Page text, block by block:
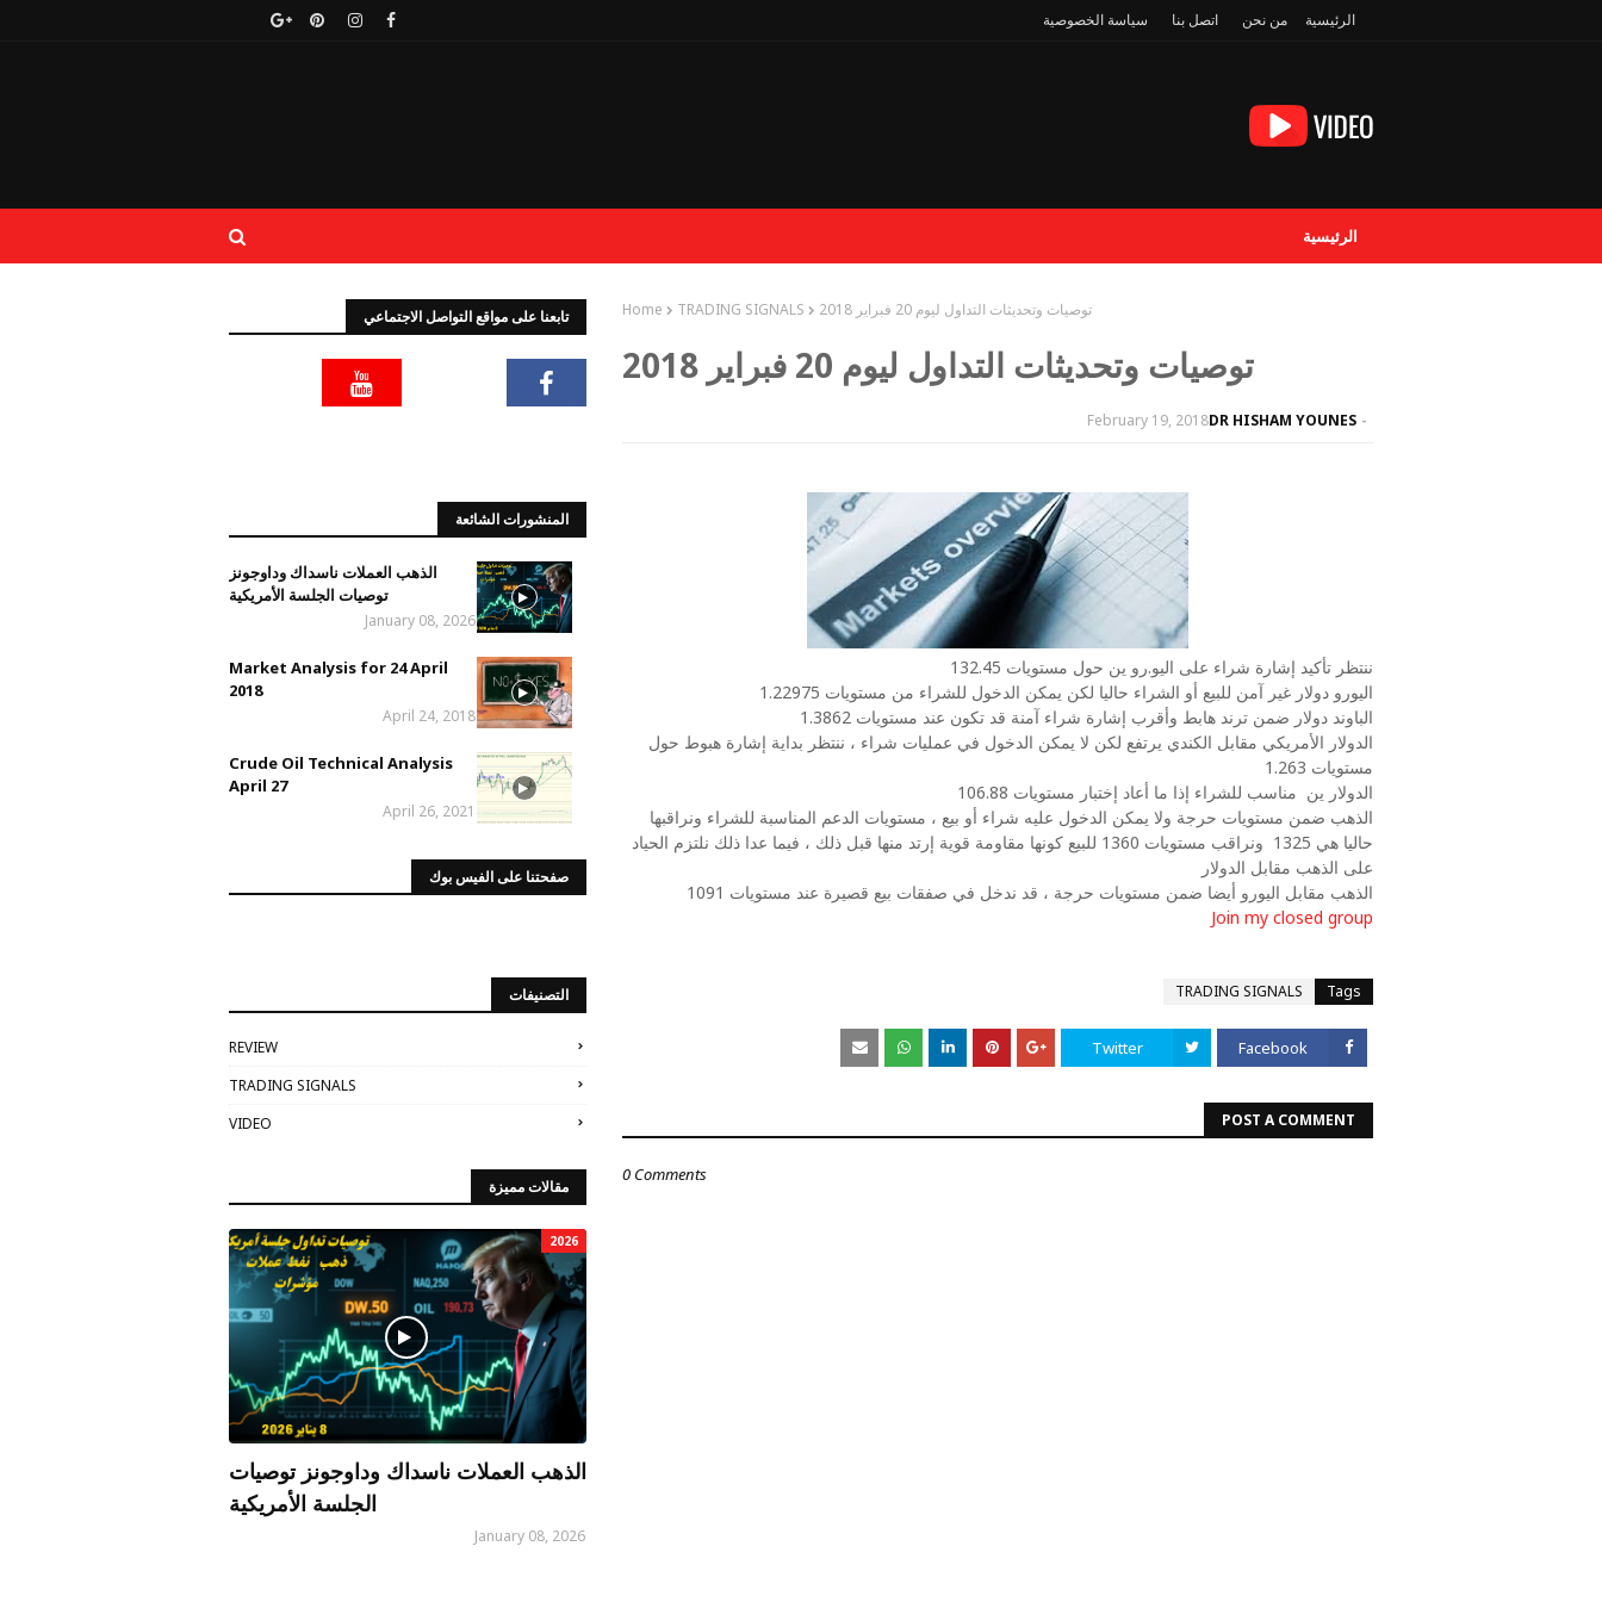
الرئيسية من نحن اتصل بنا سياسة الخصوصية
الرئيسية
Home TRADING SIGNALS توصيات وتحديثات التداول ليوم 20 فبراير 2018
توصيات وتحديثات التداول ليوم 20 فبراير 2018
DR HISHAM YOUNES
February 19, 2018
ننتظر تأكيد إشارة شراء على اليو.رو ين حول مستويات 132.45
اليورو دولار غير آمن للبيع أو الشراء حاليا لكن يمكن الدخول للشراء من مستويات 1.22975
الباوند دولار ضمن ترند هابط وأقرب إشارة شراء آمنة قد تكون عند مستويات 1.3862
الدولار الأمريكي مقابل الكندي يرتفع لكن لا يمكن الدخول في عمليات شراء ، ننتظر بداية إشارة هبوط حول
مستويات 1.263
الدولار ين مناسب للشراء إذا ما أعاد إختبار مستويات 106.88
الذهب ضمن مستويات حرجة ولا يمكن الدخول عليه شراء أو بيع ، مستويات الدعم المناسبة للشراء ونراقبها
حاليا هي 1325
ونراقب مستويات 1360 للبيع كونها مقاومة قوية إرتد منها قبل ذلك ، فيما عدا ذلك نلتزم الحياد
على الذهب مقابل الدولار
الذهب مقابل اليورو أيضا ضمن مستويات حرجة ، قد ندخل في صفقات بيع قصيرة عند مستويات 1091
Join my closed group
Tags
TRADING SIGNALS
Facebook
Twitter
POST A COMMENT
0 Comments
تابعنا على مواقع التواصل الاجتماعي
المنشورات الشائعة
الذهب العملات ناسداك وداوجونز
توصيات الجلسة الأمريكية
January 08, 2026
Market Analysis for 24 April
2018
April 24, 2018
Crude Oil Technical Analysis
April 27
April 26, 2021
صفحتنا على الفيس بوك
التصنيفات
REVIEW
TRADING SIGNALS
VIDEO
مقالات مميزة
2026
الذهب العملات ناسداك وداوجونز توصيات
الجلسة الأمريكية
January 08, 2026